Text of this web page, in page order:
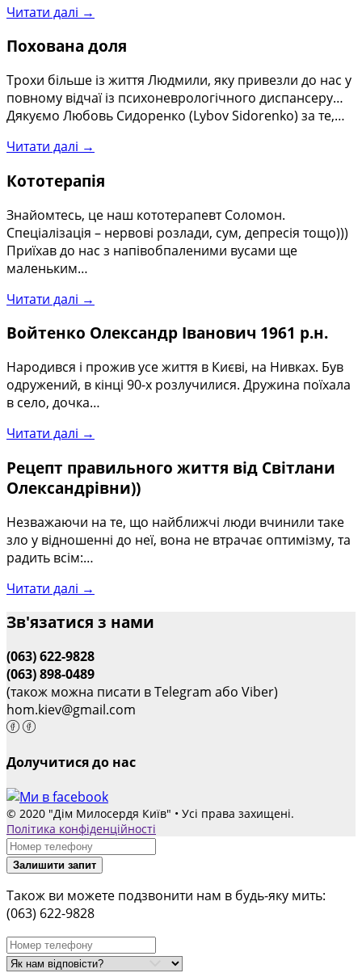
Читати далі →
Похована доля
Трохи більше із життя Людмили, яку привезли до нас у
повному відчаї із психоневрологічного диспансеру…
Дякуємо Любовь Сидоренко (Lybov Sidorenko) за те,…
Читати далі →
Кототерапія
Знайомтесь, це наш кототерапевт Соломон.
Спеціалізація – нервові розлади, сум, депресія тощо)))
Приїхав до нас з напівобпаленими вусами ще
маленьким…
Читати далі →
Войтенко Олександр Іванович 1961 р.н.
Народився і прожив усе життя в Києві, на Нивках. Був
одружений, в кінці 90-х розлучилися. Дружина поїхала
в село, дочка…
Читати далі →
Рецепт правильного життя від Світлани
Олександрівни))
Незважаючи на те, що найближчі люди вчинили таке
зло у відношенні до неї, вона не втрачає оптимізму, та
радить всім:…
Читати далі →
Зв'язатися з нами
(063) 622-9828
(063) 898-0489
(також можна писати в Telegram або Viber)
hom.kiev@gmail.com
Долучитися до нас
© 2020 "Дім Милосердя Київ" • Усі права захищені.
Політика конфіденційності
Залишити запит
Також ви можете подзвонити нам в будь-яку мить:
(063) 622-9828